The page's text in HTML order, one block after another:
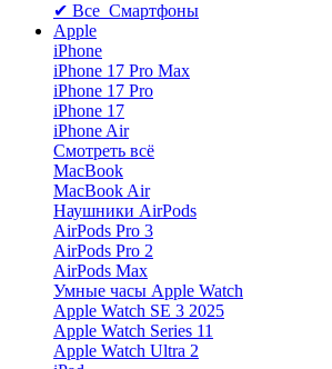
✔ Все Смартфоны
Apple
iPhone
iPhone 17 Pro Max
iPhone 17 Pro
iPhone 17
iPhone Air
Смотреть всё
MacBook
MacBook Air
Наушники AirPods
AirPods Pro 3
AirPods Pro 2
AirPods Max
Умные часы Apple Watch
Apple Watch SE 3 2025
Apple Watch Series 11
Apple Watch Ultra 2